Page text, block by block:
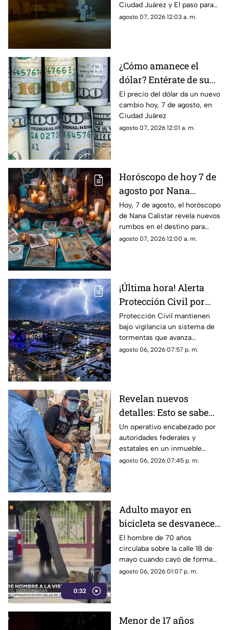
Ciudad Juárez y El paso para
hoy, 7 de agosto
agosto 07, 2026 12:03 a. m.
¿Cómo amanece el
dólar? Entérate de su
precio hoy, 7 de agosto,
en Ciudad Juárez
El precio del dólar da un nuevo
cambio hoy, 7 de agosto, en
Ciudad Juárez
agosto 07, 2026 12:01 a. m.
Horóscopo de hoy 7 de
agosto por Nana
Calistar: Este será tu
mejor beneficio
Hoy, 7 de agosto, el horóscopo
de Nana Calistar revela nuevos
rumbos en el destino para
estos signos
agosto 07, 2026 12:00 a. m.
¡Última hora! Alerta
Protección Civil por
tormenta que se acerca
a Ciudad Juárez y El
Paso: piden extremar
precauciones
Protección Civil mantienen
bajo vigilancia un sistema de
tormentas que avanza
lentamente hacia el suroeste y
agosto 06, 2026 07:57 p. m.
Revelan nuevos
detalles: Esto se sabe
sobre el hallazgo de un
lagarto y un tigre de
bengala en un
autolavado de Juárez
Un operativo encabezado por
autoridades federales y
estatales en un inmueble
habilitado como autolavado en
agosto 06, 2026 07:45 p. m.
0:32
Adulto mayor en
bicicleta se desvanece y
pierde la vida en la
colonia Lucio Cabañas
El hombre de 70 años
circulaba sobre la calle 18 de
mayo cuando cayó de forma
repentina; paramédicos
agosto 06, 2026 01:07 p. m.
Menor de 17 años